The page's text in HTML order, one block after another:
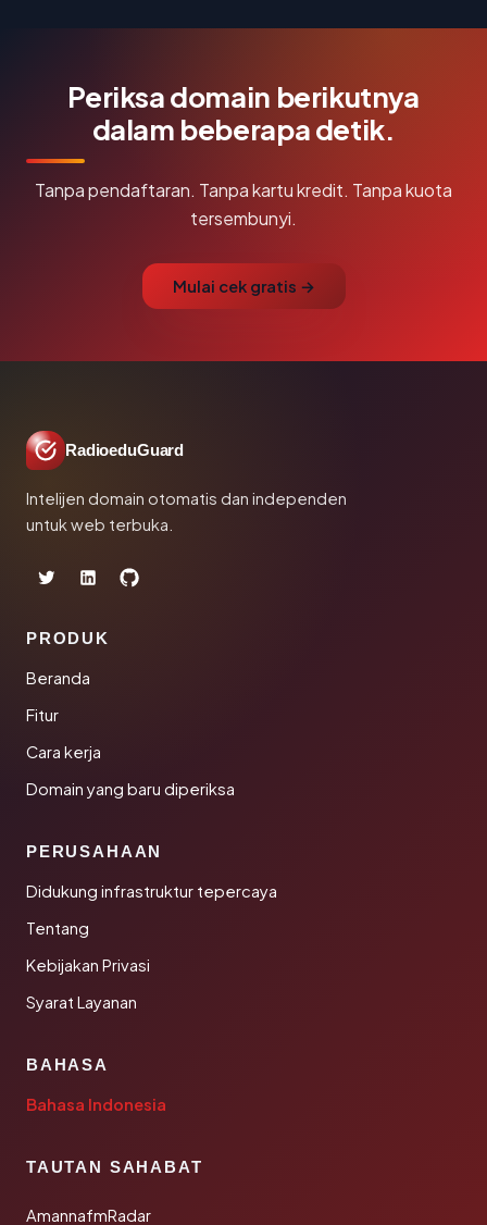
Periksa domain berikutnya
dalam beberapa detik.
Tanpa pendaftaran. Tanpa kartu kredit. Tanpa kuota
tersembunyi.
Mulai cek gratis →
RadioeduGuard
Intelijen domain otomatis dan independen
untuk web terbuka.
PRODUK
Beranda
Fitur
Cara kerja
Domain yang baru diperiksa
PERUSAHAAN
Didukung infrastruktur tepercaya
Tentang
Kebijakan Privasi
Syarat Layanan
BAHASA
Bahasa Indonesia
TAUTAN SAHABAT
AmannafmRadar